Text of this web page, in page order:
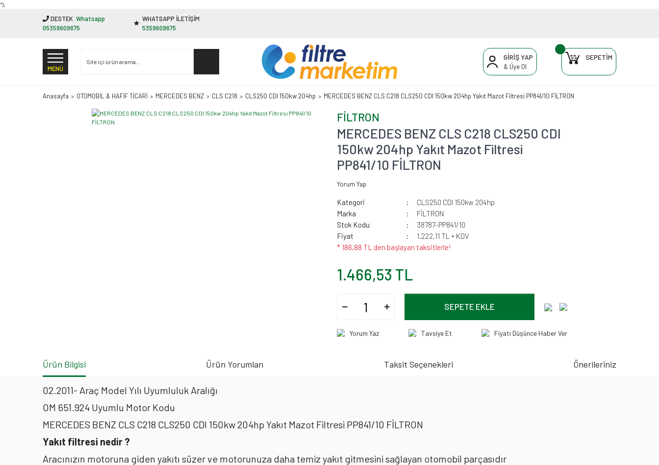
"');
DESTEK Whatsapp
05359609675
WHATSAPP İLETİŞİM
5359609675
MENÜ
GİRİŞ YAP
& Üye Ol
SEPETİM
Anasayfa OTOMOBİL & HAFİF TİCARİ MERCEDES BENZ CLS C218 CLS250 CDI 150kw 204hp MERCEDES BENZ CLS C218 CLS250 CDI 150kw 204hp Yakıt Mazot Filtresi PP841/10 FİLTRON
FİLTRON
MERCEDES BENZ CLS C218 CLS250 CDI
150kw 204hp Yakıt Mazot Filtresi
PP841/10 FİLTRON
Yorum Yap
Kategori
CLS250 CDI 150kw 204hp
Marka
FİLTRON
Stok Kodu
38787-PP841/10
Fiyat
1.222,11 TL + KDV
* 186,88 TL den başlayan taksitlerle!
1.466,53 TL
SEPETE EKLE
Yorum Yaz Tavsiye Et Fiyatı Düşünce Haber Ver
Ürün Bilgisi Ürün Yorumları Taksit Seçenekleri Önerileriniz
02.2011- Araç Model Yılı Uyumluluk Aralığı
OM 651.924 Uyumlu Motor Kodu
MERCEDES BENZ CLS C218 CLS250 CDI 150kw 204hp Yakıt Mazot Filtresi PP841/10 FİLTRON
Yakıt filtresi nedir ?
Aracınızın motoruna giden yakıtı süzer ve motorunuza daha temiz yakıt gitmesini sağlayan otomobil parçasıdır